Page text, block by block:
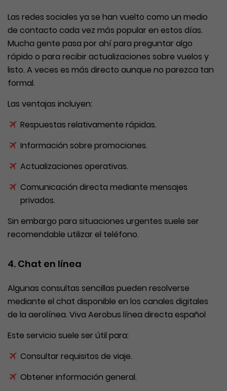
Las redes sociales ya se han vuelto como un medio
de contacto cada vez más popular en estos días.
Mucha gente pasa por ahí para preguntar algo
rápido o para recibir actualizaciones sobre vuelos y
listo. A veces es más directo aunque no parezca tan
formal.
Las ventajas incluyen:
Respuestas relativamente rápidas.
Información sobre promociones.
Actualizaciones operativas.
Comunicación directa mediante mensajes
privados.
Sin embargo para situaciones urgentes suele ser
recomendable utilizar el teléfono.
4. Chat en línea
Algunas consultas sencillas pueden resolverse
mediante el chat disponible en los canales digitales
de la aerolínea. Viva Aerobus línea directa español
Este servicio suele ser útil para:
Consultar requisitos de viaje.
Obtener información general.